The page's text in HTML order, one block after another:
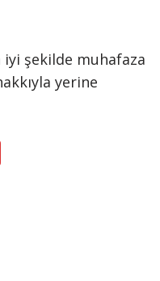
iyi şekilde muhafaza
yerine